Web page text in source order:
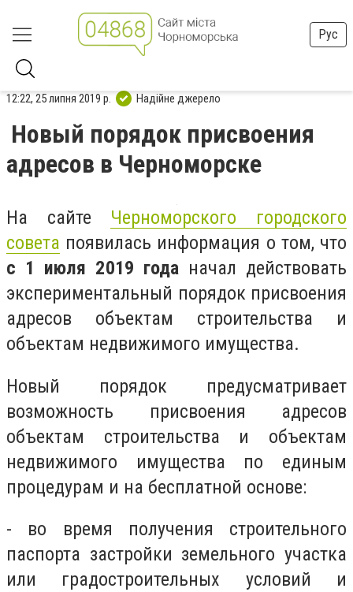
Рус
12:22, 25 липня 2019 р. Надійне джерело
Новый порядок присвоения
адресов в Черноморске
На сайте Черноморского городского
совета появилась информация о том, что
с 1 июля 2019 годаначал действовать
экспериментальный порядок присвоения
адресов объектам строительства и
объектам недвижимого имущества.
Новый порядок предусматривает
возможность присвоения адресов
объектам строительства и объектам
недвижимого имущества по единым
процедурам и на бесплатной основе:
- во время получения строительного
паспорта застройки земельного участка
или градостроительных условий и